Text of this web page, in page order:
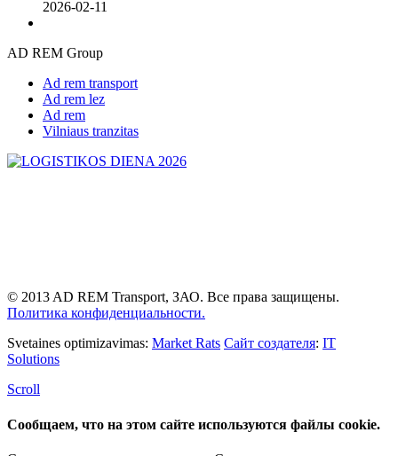
2026-02-11
AD REM Group
Ad rem transport
Ad rem lez
Ad rem
Vilniaus tranzitas
© 2013 AD REM Transport, ЗАО. Все права защищены.
Политика конфиденциальности.
Svetaines optimizavimas: Market Rats Сайт создателя: IT
Solutions
Scroll
Сообщаем, что на этом сайте используются файлы cookie.